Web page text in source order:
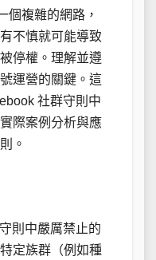
個複雜的網路，
不慎就可能導致
停權。理解並遵
運營的關鍵。這
社群守則中
際案例分析與應
。
則中嚴厲禁止的
定族群（例如種